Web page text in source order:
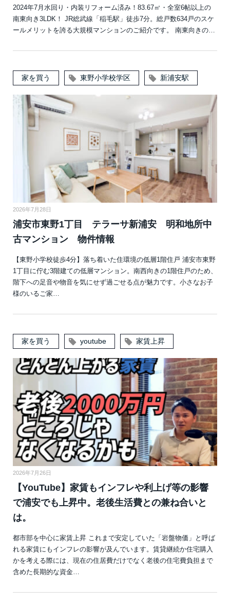
2024年7月水回り・内装リフォーム済み！83.67㎡・全室6帖以上の
南東向き3LDK！ JR総武線「稲毛駅」徒歩7分。総戸数634戸のスケ
ールメリットを誇る大規模マンションのご紹介です。 南東向きの…
家を買う 東野小学校学区 新浦安駅
2026年7月28日
浦安市東野1丁目 テラーサ新浦安 明和地所中
古マンション 物件情報
【東野小学校徒歩4分】落ち着いた住環境の低層1階住戸 浦安市東野
1丁目に佇む3階建ての低層マンション。南西向きの1階住戸のため、
階下への足音や物音を気にせず過ごせる点が魅力です。小さなお子
様のいるご家…
家を買う youtube 家賃上昇
2026年7月26日
【YouTube】家賃もインフレや利上げ等の影響
で浦安でも上昇中。老後生活費との兼ね合いと
は。
都市部を中心に家賃上昇 これまで安定していた「岩盤物価」と呼ば
れる家賃にもインフレの影響が及んでいます。賃貸継続か住宅購入
かを考える際には、現在の住居費だけでなく老後の住宅費負担まで
含めた長期的な資金…